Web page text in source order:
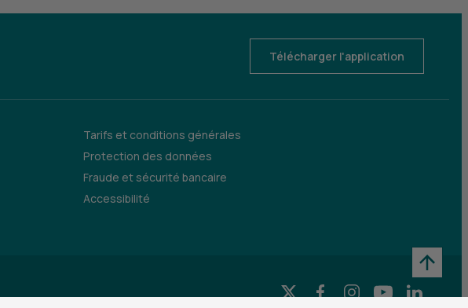
Télécharger l'application
Tarifs et conditions générales
Protection des données
Fraude et sécurité bancaire
Accessibilité
X (Twitter) - CIC
Facebook - CIC
Instagram - CIC
YouTube - CIC